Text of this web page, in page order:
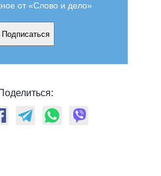
от «Слово и дело»
Подписаться